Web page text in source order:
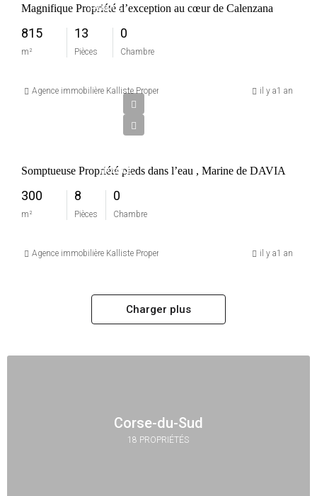
FRANCE
Magnifique Propriété d’exception au cœur de Calenzana
815
m²
13
Pièces
0
Chambre
Agence immobilière Kalliste Properties il y a1 an
FRANCE
Somptueuse Propriété pieds dans l’eau , Marine de DAVIA
300
m²
8
Pièces
0
Chambre
Agence immobilière Kalliste Properties il y a1 an
Charger plus
Corse-du-Sud
18 PROPRIÉTÉS